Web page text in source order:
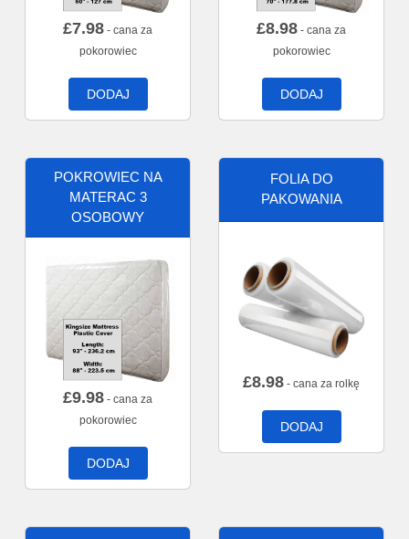
£7.98 - cana za
pokorowiec
DODAJ
£8.98 - cana za
pokorowiec
DODAJ
POKROWIEC NA
MATERAC 3
OSOBOWY
£9.98 - cana za
pokorowiec
DODAJ
FOLIA DO
PAKOWANIA
£8.98 - cana za rolkę
DODAJ